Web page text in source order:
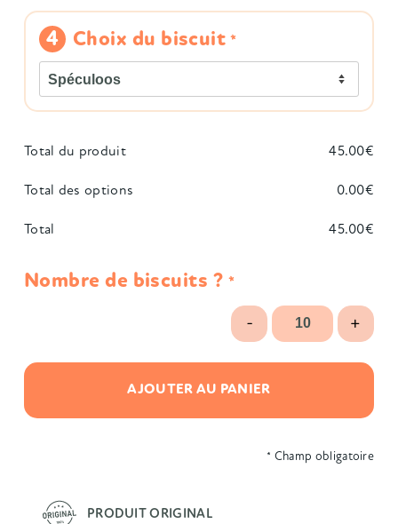
Choix du biscuit *
Total du produit 45.00€
Total des options 0.00€
Total 45.00€
Nombre de biscuits ? *
quantité de
- +
AJOUTER AU PANIER
* Champ obligatoire
PRODUIT ORIGINAL